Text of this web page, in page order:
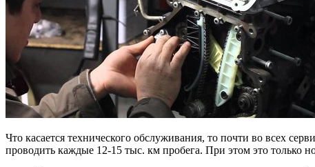
Что касается технического обслуживания, то почти во всех
проводить каждые 12-15 тыс. км пробега. При этом это только